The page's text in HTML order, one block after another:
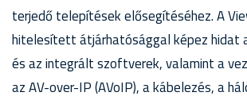
terjedő telepítések elősegítéséhez. A
hitelesített átjárhatósággal képez hidat
és az integrált szoftverek, valamint a
az AV-over-IP (AVoIP), a kábelezés, a